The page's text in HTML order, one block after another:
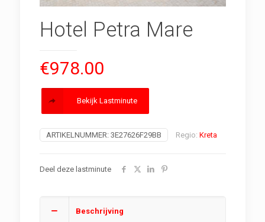
Hotel Petra Mare
€978.00
Bekijk Lastminute
ARTIKELNUMMER: 3E27626F29BB Regio: Kreta
Deel deze lastminute
Beschrijving